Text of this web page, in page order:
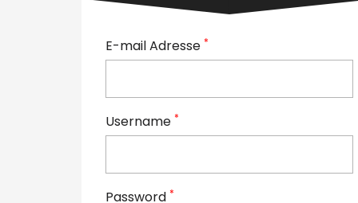
E-mail Adresse *
Username *
Password *